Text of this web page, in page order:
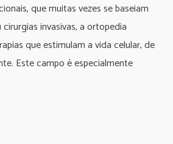
que muitas vezes se baseiam
invasivas, a ortopedia
que estimulam a vida celular, de
Este campo é especialmente